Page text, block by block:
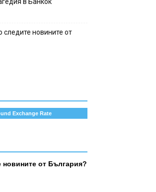
новините от
Exchange Rate
новините от България?